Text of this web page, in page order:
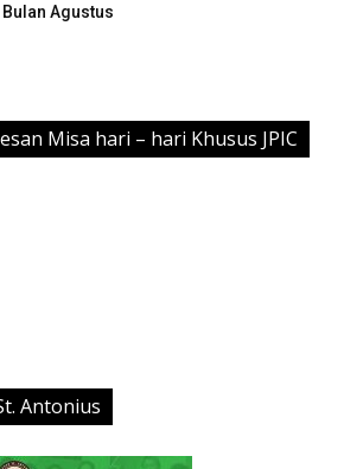
Agustus
Misa hari – hari Khusus JPIC
Antonius